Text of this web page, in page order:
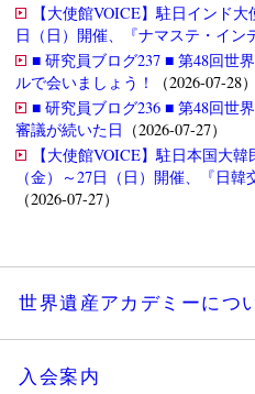
【大使館VOICE】駐日インド
日（日）開催、『ナマステ・イン
■ 研究員ブログ237 ■ 第48回世
ルで会いましょう！
（2026-07-28）
■ 研究員ブログ236 ■ 第48回世
審議が続いた日 （2026-07-27）
【大使館VOICE】駐日本国大
（金）～27日（日）開催、『日韓
（2026-07-27）
世界遺産アカデミーにつ
入会案内